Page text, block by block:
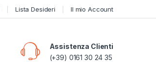
Lista Desideri Il mio Account
Assistenza Clienti
(+39) 0161 30 24 35